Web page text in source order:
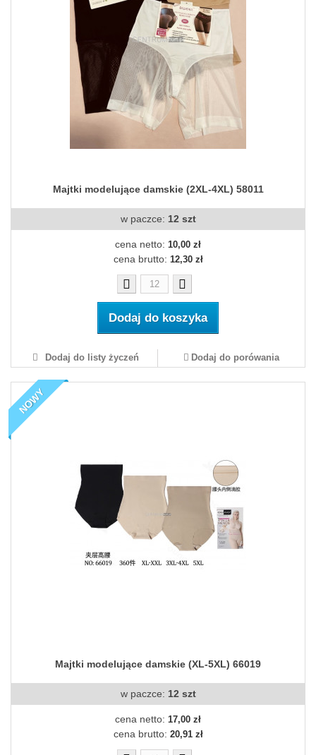
Majtki modelujące damskie (2XL-4XL) 58011
w paczce: 12 szt
cena netto: 10,00 zł
cena brutto: 12,30 zł
Dodaj do koszyka
Dodaj do listy życzeń Dodaj do porówania
NOWY
Majtki modelujące damskie (XL-5XL) 66019
w paczce: 12 szt
cena netto: 17,00 zł
cena brutto: 20,91 zł